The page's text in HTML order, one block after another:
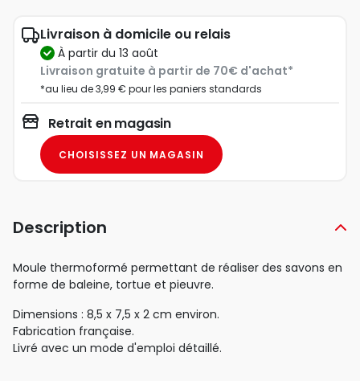
Livraison à domicile ou relais
à partir du 13 août
Livraison gratuite à partir de 70€ d'achat*
*au lieu de 3,99 € pour les paniers standards
Retrait en magasin
CHOISISSEZ UN MAGASIN
Description
Moule thermoformé permettant de réaliser des savons en
forme de baleine, tortue et pieuvre.
Dimensions : 8,5 x 7,5 x 2 cm environ.
Fabrication française.
Livré avec un mode d'emploi détaillé.